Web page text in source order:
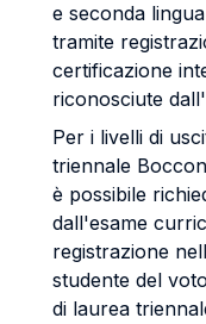
e seconda
tramite
certificazione
riconosciute
Per i livelli di
triennale
è possibile
dall'esame
registrazione
studente del
di laurea